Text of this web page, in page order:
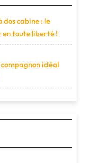
dos cabine : le
toute liberté !
compagnon idéal